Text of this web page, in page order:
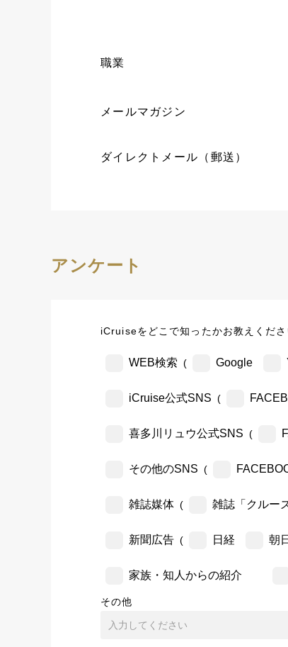
職業
メールマガジン
ダイレクトメール（郵送）
アンケート
iCruiseをどこで知ったかお教えくだ
WEB検索 ( Google
iCruise公式SNS (
喜多川リュウ公式SNS (
その他のSNS (
雑誌媒体 ( 雑誌「クルー
新聞広告 ( 日経 朝日
家族・知人からの紹介
その他